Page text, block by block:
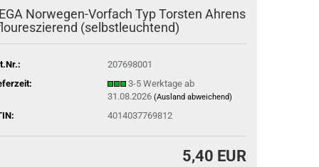
Norwegen-Vorfach Typ Torsten Ahrens
(selbstleuchtend)
207698001
3-5 Werktage ab
31.08.2026 (Ausland abweichend)
4014037769812
5,40 EUR